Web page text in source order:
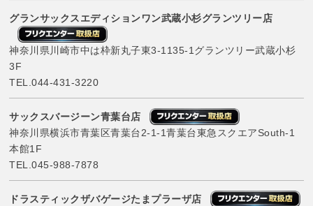
グランサックスエディションワン武蔵小杉グランツリー店
神奈川県川崎市中は枠新丸子東3-1135-1グランツリー武蔵小杉
3F
TEL.044-431-3220
サックスバージーン青葉台店
神奈川県横浜市青葉区青葉台2-1-1青葉台東急スクエアSouth-1
本館1F
TEL.045-988-7878
ドラスティックザバゲージたまプラーザ店